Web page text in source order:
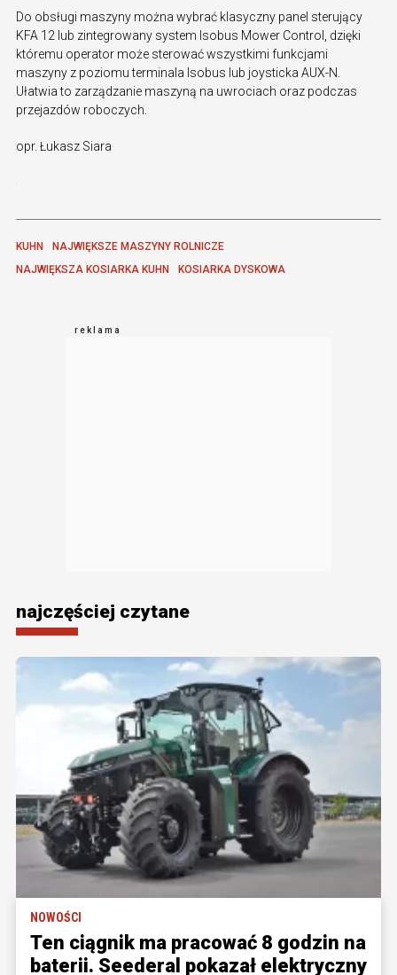
Do obsługi maszyny można wybrać klasyczny panel sterujący
KFA 12 lub zintegrowany system Isobus Mower Control, dzięki
któremu operator może sterować wszystkimi funkcjami
maszyny z poziomu terminala Isobus lub joysticka AUX-N.
Ułatwia to zarządzanie maszyną na uwrociach oraz podczas
przejazdów roboczych.
opr. Łukasz Siara
KUHN
NAJWIĘKSZE MASZYNY ROLNICZE
NAJWIĘKSZA KOSIARKA KUHN
KOSIARKA DYSKOWA
najczęściej czytane
NOWOŚCI
Ten ciągnik ma pracować 8 godzin na
baterii. Seederal pokazał elektryczny